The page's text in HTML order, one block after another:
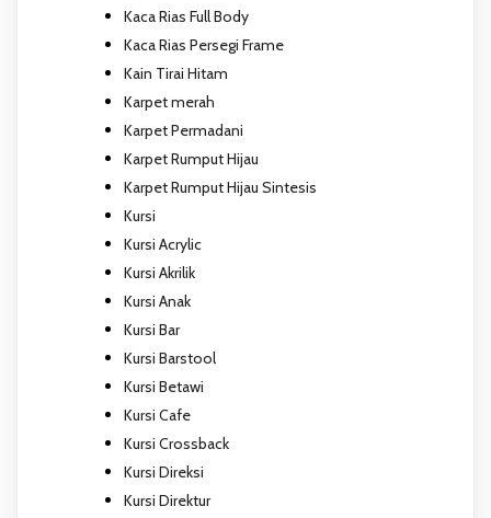
Kaca Rias Full Body
Kaca Rias Persegi Frame
Kain Tirai Hitam
Karpet merah
Karpet Permadani
Karpet Rumput Hijau
Karpet Rumput Hijau Sintesis
Kursi
Kursi Acrylic
Kursi Akrilik
Kursi Anak
Kursi Bar
Kursi Barstool
Kursi Betawi
Kursi Cafe
Kursi Crossback
Kursi Direksi
Kursi Direktur